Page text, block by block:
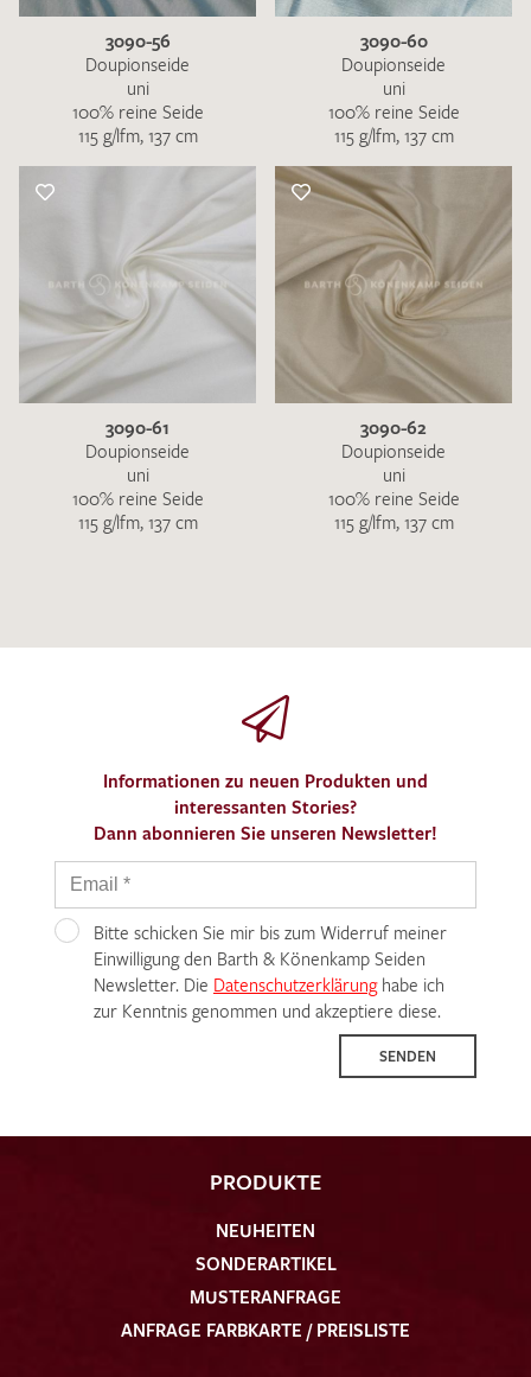
3090-56
Doupionseide
uni
100% reine Seide
115 g/lfm, 137 cm
3090-60
Doupionseide
uni
100% reine Seide
115 g/lfm, 137 cm
3090-61
Doupionseide
uni
100% reine Seide
115 g/lfm, 137 cm
3090-62
Doupionseide
uni
100% reine Seide
115 g/lfm, 137 cm
Informationen zu neuen Produkten und
interessanten Stories?
Dann abonnieren Sie unseren Newsletter!
Bitte schicken Sie mir bis zum Widerruf meiner
Einwilligung den Barth & Könenkamp Seiden
Newsletter. Die Datenschutzerklärunghabe ich
zur Kenntnis genommen und akzeptiere diese.
SENDEN
PRODUKTE
NEUHEITEN
SONDERARTIKEL
MUSTERANFRAGE
ANFRAGE FARBKARTE / PREISLISTE